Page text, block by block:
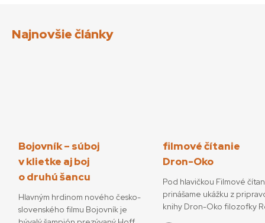
Najnovšie články
Bojovník – súboj
v klietke aj boj
o druhú šancu
Hlavným hrdinom nového česko-
slovenského filmu Bojovník je
filmové čítanie
Dron-Oko
Pod hlavičkou Filmové
prinášame ukážku z
knihy Dron-Oko filozofky